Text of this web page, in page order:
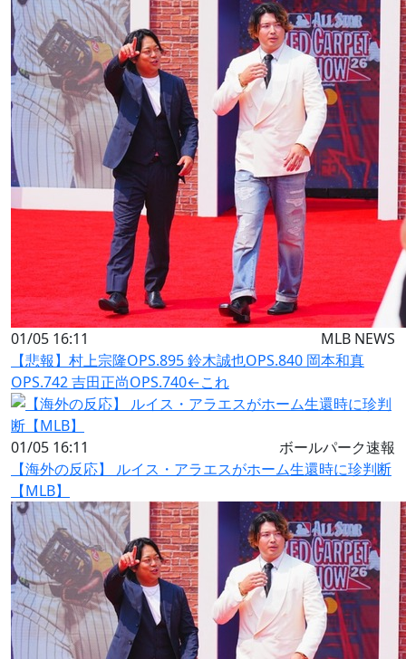
01/05 16:11
MLB NEWS
【悲報】村上宗隆OPS.895 鈴木誠也OPS.840 岡本和真
OPS.742 吉田正尚OPS.740←これ
01/05 16:11
ボールパーク速報
【海外の反応】 ルイス・アラエスがホーム生還時に珍判断
【MLB】